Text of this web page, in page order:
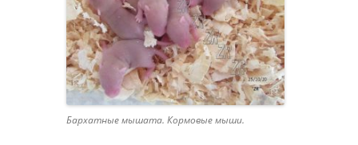
Бархатные мышата. Кормовые мыши.